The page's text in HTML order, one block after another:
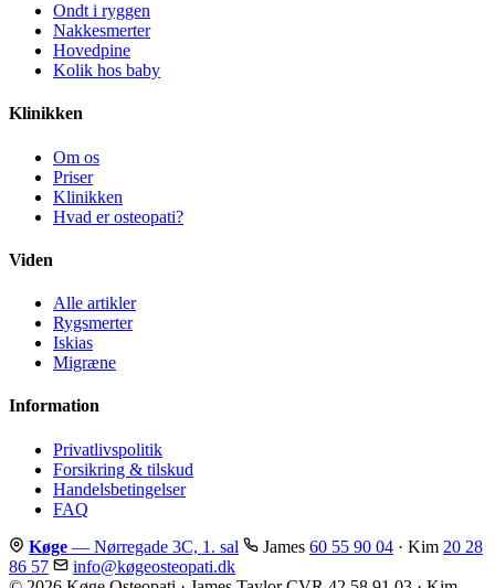
Ondt i ryggen
Nakkesmerter
Hovedpine
Kolik hos baby
Klinikken
Om os
Priser
Klinikken
Hvad er osteopati?
Viden
Alle artikler
Rygsmerter
Iskias
Migræne
Information
Privatlivspolitik
Forsikring & tilskud
Handelsbetingelser
FAQ
Køge — Nørregade 3C, 1. sal James 60 55 90 04 · Kim 20 28
86 57
info@køgeosteopati.dk